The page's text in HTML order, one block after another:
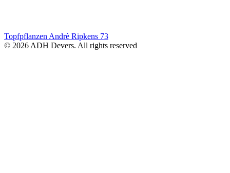
Topfpflanzen Andrè Ripkens 73
© 2026 ADH Devers. All rights reserved